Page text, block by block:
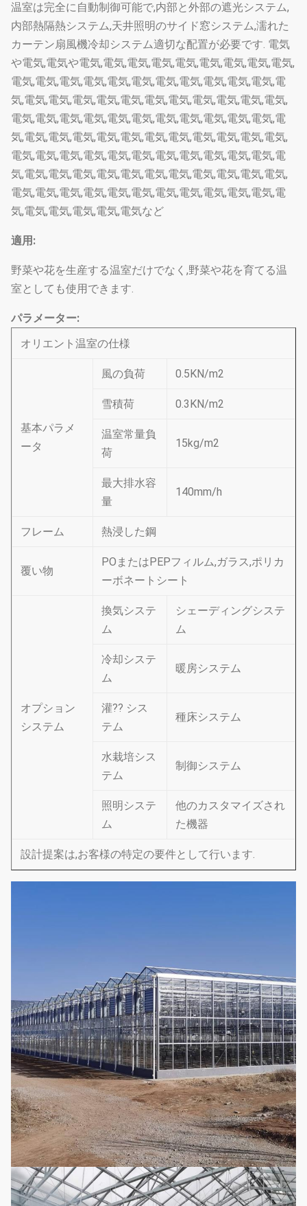
温室は完全に自動制御可能で,内部と外部の遮光システム,
内部熱隔熱システム,天井照明のサイド窓システム,濡れた
カーテン扇風機冷却システム適切な配置が必要です. 電気
や電気,電気や電気,電気,電気,電気,電気,電気,電気,電気,電気,
電気,電気,電気,電気,電気,電気,電気,電気,電気,電気,電気,電
気,電気,電気,電気,電気,電気,電気,電気,電気,電気,電気,電気,
電気,電気,電気,電気,電気,電気,電気,電気,電気,電気,電気,電
気,電気,電気,電気,電気,電気,電気,電気,電気,電気,電気,電気,
電気,電気,電気,電気,電気,電気,電気,電気,電気,電気,電気,電
気,電気,電気,電気,電気,電気,電気,電気,電気,電気,電気,電気,
電気,電気,電気,電気,電気,電気,電気,電気,電気,電気,電気,電
気,電気,電気,電気,電気,電気など
適用:
野菜や花を生産する温室だけでなく,野菜や花を育てる温
室としても使用できます.
パラメーター:
オリエント温室の仕様
基本パラメ
ータ
風の負荷 0.5KN/m2
雪積荷 0.3KN/m2
温室常量負
荷
15kg/m2
最大排水容
量
140mm/h
フレーム 熱浸した鋼
覆い物
POまたはPEPフィルム,ガラス,ポリカ
ーボネートシート
オプション
システム
換気システ
ム
シェーディングシステ
ム
冷却システ
ム
暖房システム
灌?? シス
テム
種床システム
水栽培シス
テム
制御システム
照明システ
ム
他のカスタマイズされ
た機器
設計提案は,お客様の特定の要件として行います.